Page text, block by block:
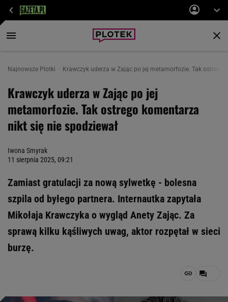
Najnowsze Plotki Krawczyk uderza w Zając po jej metamorfozie. Tak ostrego
Krawczyk uderza w Zając po jej
metamorfozie. Tak ostrego komentarza
nikt się nie spodziewał
Iwona Smyrak
11 sierpnia 2025, 09:21
Zamiast gratulacji za nową sylwetkę - bolesna
szpila od byłego partnera. Internautka zapytała
Mikołaja Krawczyka o wygląd Anety Zając. Za
sprawą kilku kąśliwych uwag, aktor rozpętał w sieci
burzę.